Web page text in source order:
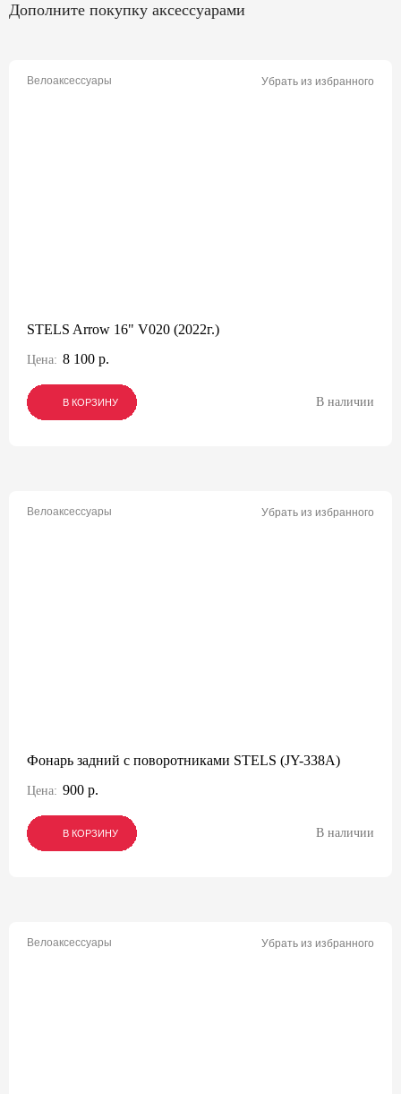
Дополните покупку аксессуарами
Велоаксессуары Убрать из избранного
STELS Arrow 16" V020 (2022г.)
Цена: 8 100 р.
В КОРЗИНУ
В КОРЗИНУ
В КОРЗИНУ В наличии
Велоаксессуары Убрать из избранного
Фонарь задний с поворотниками STELS (JY-338А)
Цена: 900 р.
В КОРЗИНУ
В КОРЗИНУ
В КОРЗИНУ В наличии
Велоаксессуары Убрать из избранного